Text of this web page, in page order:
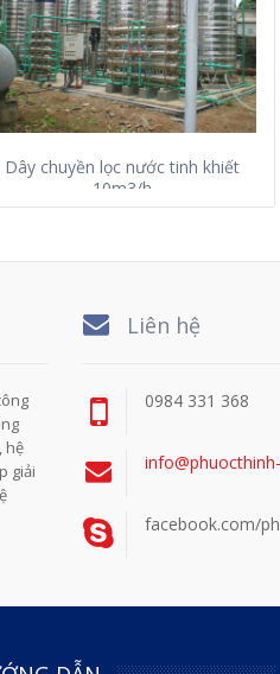
Dây chuyền lọc nước tinh khiết
10m3/h
hệ
giải
Liên hệ
0984 331 368
facebook.com/